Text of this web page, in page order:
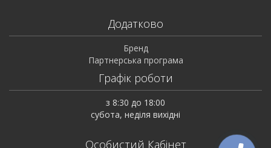
Додатково
Бренд
Партнерська програма
Графік роботи
з 8:30 до 18:00
субота, неділя вихідні
Особистий Кабінет